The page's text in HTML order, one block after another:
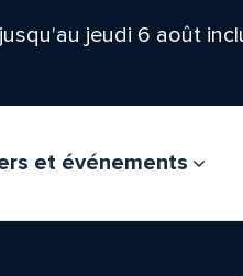
jeudi 6 août
et événements